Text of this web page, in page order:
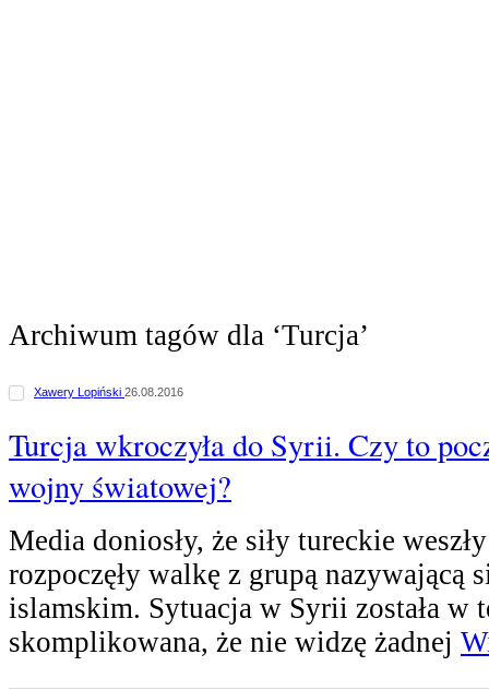
Archiwum tagów dla ‘Turcja’
Xawery Lopiński 26.08.2016
Turcja wkroczyła do Syrii. Czy to
wojny światowej?
Media doniosły, że siły tureckie
rozpoczęły walkę z grupą nazywającą
islamskim. Sytuacja w Syrii została w
skomplikowana, że nie widzę żadnej